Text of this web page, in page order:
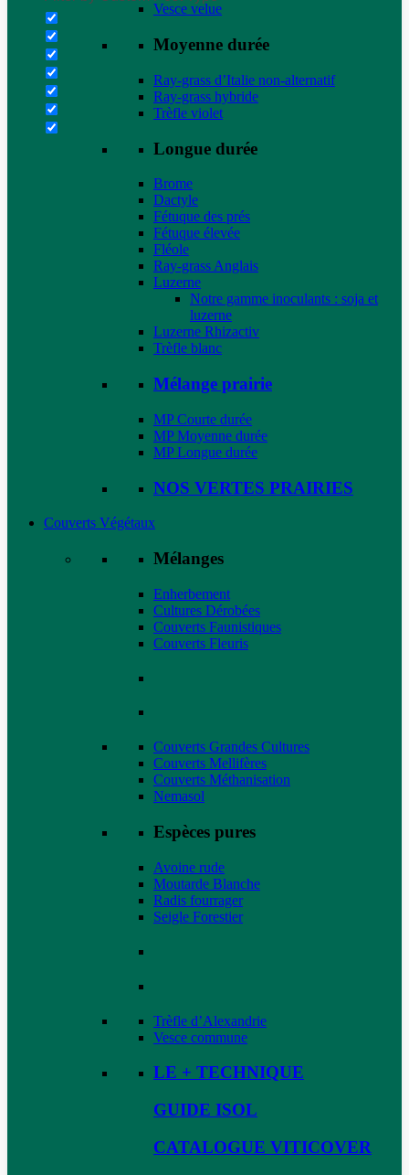
Vesce velue
Moyenne durée
Ray-grass d’Italie non-alternatif
Ray-grass hybride
Trèfle violet
Longue durée
Brome
Dactyle
Fétuque des prés
Fétuque élevée
Fléole
Ray-grass Anglais
Luzerne
Notre gamme inoculants : soja et
luzerne
Luzerne Rhizactiv
Trèfle blanc
Mélange prairie
MP Courte durée
MP Moyenne durée
MP Longue durée
NOS VERTES PRAIRIES
Couverts Végétaux
Mélanges
Enherbement
Cultures Dérobées
Couverts Faunistiques
Couverts Fleuris
Couverts Grandes Cultures
Couverts Mellifères
Couverts Méthanisation
Nemasol
Espèces pures
Avoine rude
Moutarde Blanche
Radis fourrager
Seigle Forestier
Trèfle d’Alexandrie
Vesce commune
LE + TECHNIQUE
GUIDE ISOL
CATALOGUE VITICOVER